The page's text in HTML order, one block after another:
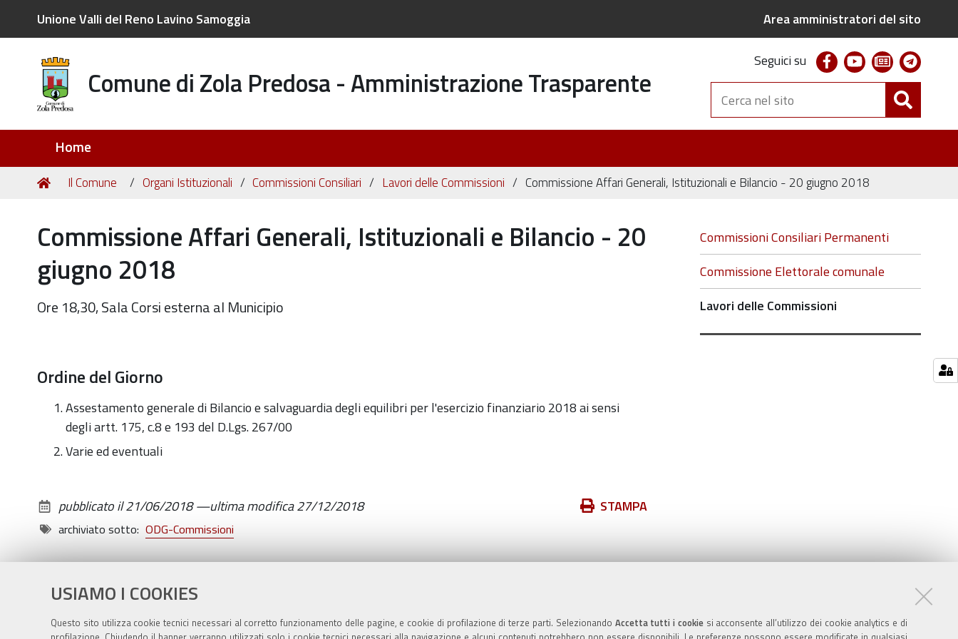
USIAMO I COOKIES
Questo sito utilizza cookie tecnici necessari al corretto funzionamento delle pagine, e cookie di profilazione di terze parti. Selezionando Accetta tutti i cookiesi acconsente all’utilizzo dei cookie analytics e di
Unione Valli del Reno Lavino Samoggia Area amministratori del sito
Comune di Zola Predosa - Amministrazione Trasparente
Seguici su facebookyoutubenewsletter
Cerca
nel
sito
Home
Tu
Home
Il Comune Organi Istituzionali Commissioni Consiliari Lavori delle Commissioni Commissione Affari Generali, Istituzionali e Bilancio - 20 giugno 2018
Commissione Affari Generali, Istituzionali e Bilancio - 20
giugno 2018
Ore 18,30, Sala Corsi esterna al Municipio
Ordine del Giorno
Assestamento generale di Bilancio e salvaguardia degli equilibri per l'esercizio finanziario 2018 ai sensi
degli artt. 175, c.8 e 193 del D.Lgs. 267/00
Varie ed eventuali
Azioni STAMPA
pubblicato il21/06/2018—ultima modifica27/12/2018
archiviato sotto: ODG-Commissioni
Navigazione
Commissioni Consiliari Permanenti
Commissione Elettorale comunale
Lavori delle Commissioni